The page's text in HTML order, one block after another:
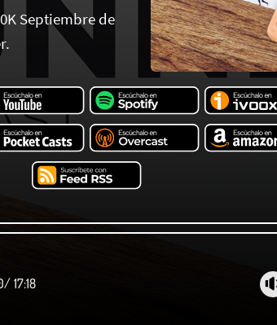
Septiembre de
/ 17:18